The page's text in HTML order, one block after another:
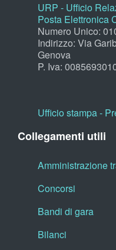
URP - Ufficio
Posta Elettronica
Numero Unico:
Indirizzo: Via
Genova
P. Iva:
Ufficio stampa -
Collegamenti utili
Amministrazione
Concorsi
Bandi di gara
Bilanci